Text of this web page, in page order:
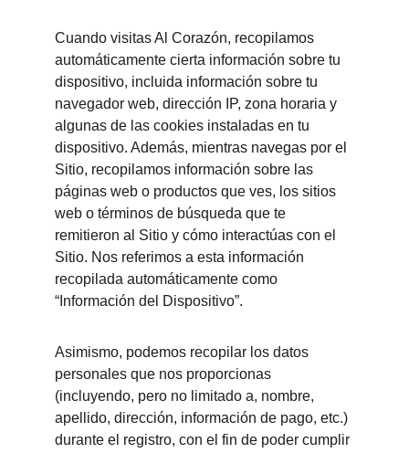
Cuando visitas Al Corazón, recopilamos
automáticamente cierta información sobre tu
dispositivo, incluida información sobre tu
navegador web, dirección IP, zona horaria y
algunas de las cookies instaladas en tu
dispositivo. Además, mientras navegas por el
Sitio, recopilamos información sobre las
páginas web o productos que ves, los sitios
web o términos de búsqueda que te
remitieron al Sitio y cómo interactúas con el
Sitio. Nos referimos a esta información
recopilada automáticamente como
“Información del Dispositivo”.
Asimismo, podemos recopilar los datos
personales que nos proporcionas
(incluyendo, pero no limitado a, nombre,
apellido, dirección, información de pago, etc.)
durante el registro, con el fin de poder cumplir